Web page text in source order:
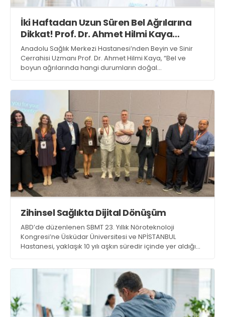
İki Haftadan Uzun Süren Bel Ağrılarına
Dikkat! Prof. Dr. Ahmet Hilmi Kaya
Uyarıyor
Anadolu Sağlık Merkezi Hastanesi’nden Beyin ve Sinir
Cerrahisi Uzmanı Prof. Dr. Ahmet Hilmi Kaya, “Bel ve
boyun ağrılarında hangi durumların doğal
bulgusu hastalık değildir ancak uzun süren ve ihmal
edilen şikâyetler daha ciddi sorunlara zemin
hazırlayabilir” dedi.
Zihinsel Sağlıkta Dijital Dönüşüm
ABD’de düzenlenen SBMT 23. Yıllık Nöroteknoloji
Kongresi’ne Üsküdar Üniversitesi ve NPİSTANBUL
Hastanesi, yaklaşık 10 yılı aşkın süredir içinde yer aldığı
modellerine, EEG biyobelirteçlerinden bağımlılık
tedavilerine kadar geniş bir yelpazede sunumlar
gerçekleştirdi